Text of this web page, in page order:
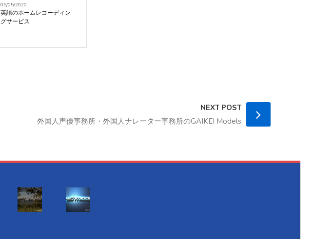
05/05/2020
英語のホームレコーディン
グサービス
NEXT POST
外国人声優事務所・外国人ナレーター事務所のGAIKEI Models